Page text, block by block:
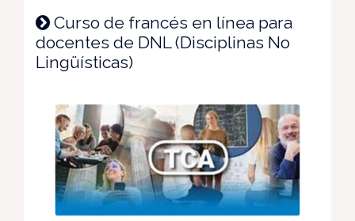
Curso de francés en línea para
docentes de DNL (Disciplinas No
Lingüísticas)